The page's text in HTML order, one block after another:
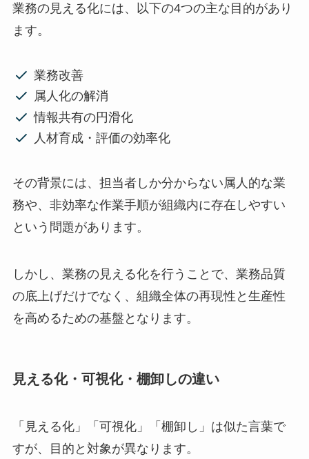
業務の見える化には、以下の4つの主な目的があり
ます。
業務改善
属人化の解消
情報共有の円滑化
人材育成・評価の効率化
その背景には、担当者しか分からない属人的な業
務や、非効率な作業手順が組織内に存在しやすい
という問題があります。
しかし、業務の見える化を行うことで、業務品質
の底上げだけでなく、組織全体の再現性と生産性
を高めるための基盤となります。
見える化・可視化・棚卸しの違い
「見える化」「可視化」「棚卸し」は似た言葉で
すが、目的と対象が異なります。